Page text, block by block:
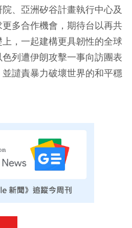
、亞洲矽谷計畫執行中心及
多合作機會，期待台以再共
，一起建構更具韌性的全球
列遭伊朗攻擊一事向訪團表
譴責暴力破壞世界的和平穩